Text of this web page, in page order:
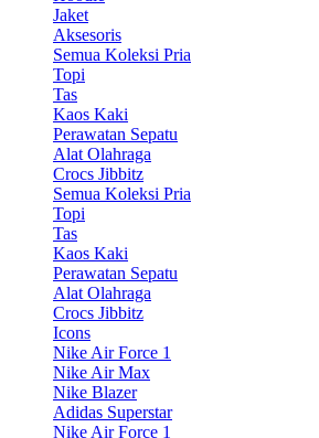
Jaket
Aksesoris
Semua Koleksi Pria
Topi
Tas
Kaos Kaki
Perawatan Sepatu
Alat Olahraga
Crocs Jibbitz
Semua Koleksi Pria
Topi
Tas
Kaos Kaki
Perawatan Sepatu
Alat Olahraga
Crocs Jibbitz
Icons
Nike Air Force 1
Nike Air Max
Nike Blazer
Adidas Superstar
Nike Air Force 1